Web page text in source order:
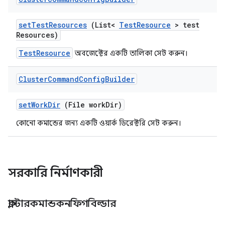
setTestResources (List< TestResource > test
Resources)
TestResource অবজেক্টের একটি তালিকা সেট করুন।
ClusterCommandConfigBuilder
setWorkDir (File workDir)
কোনো কমান্ডের জন্য একটি ওয়ার্ক ডিরেক্টরি সেট করুন।
সরকারি নির্মাণকারী
ক্লাস্টারকমান্ডকনফিগবিল্ডার